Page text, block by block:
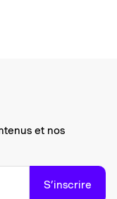
et nos
S’inscrire